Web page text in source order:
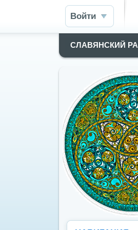
Войти
СЛАВЯНСКИЙ